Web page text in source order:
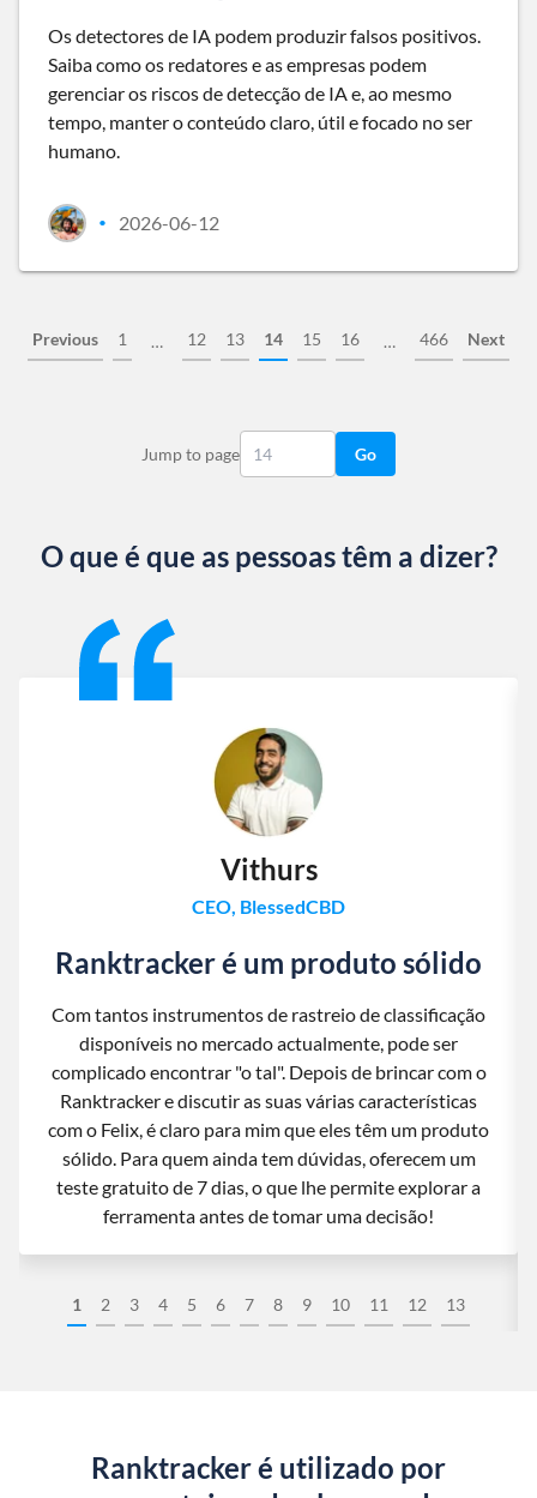
Os detectores de IA podem produzir falsos positivos.
Saiba como os redatores e as empresas podem
gerenciar os riscos de detecção de IA e, ao mesmo
tempo, manter o conteúdo claro, útil e focado no ser
humano.
• 2026-06-12
Previous 1 … 12 13 14 15 16 … 466 Next
Jump to page Go
O que é que as pessoas têm a dizer?
1 2 3 4 5 6 7 8 9 10 11 12 13
Vithurs
CEO, BlessedCBD
Ranktracker é um produto sólido
Com tantos instrumentos de rastreio de classificação
disponíveis no mercado actualmente, pode ser
complicado encontrar "o tal". Depois de brincar com o
Ranktracker e discutir as suas várias características
com o Felix, é claro para mim que eles têm um produto
sólido. Para quem ainda tem dúvidas, oferecem um
teste gratuito de 7 dias, o que lhe permite explorar a
ferramenta antes de tomar uma decisão!
Ranktracker é utilizado por